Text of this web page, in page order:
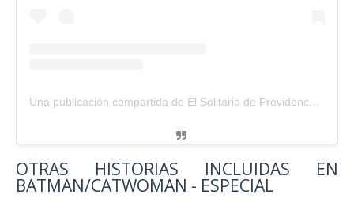
Una publicación compartida de El Solitario de Providence (@solitario_providence)
OTRAS HISTORIAS INCLUIDAS EN
BATMAN/CATWOMAN - ESPECIAL